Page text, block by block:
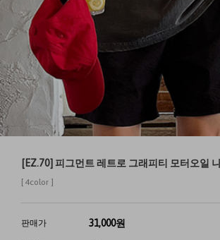
[EZ.70] 피그먼트 레트로 그래피티 모터오일
[ 4color ]
판매가 31,000원